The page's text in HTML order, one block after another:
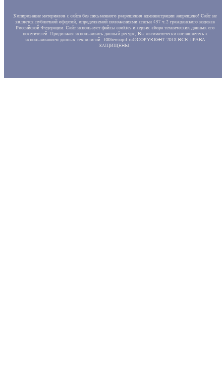
Копирование материалов с сайта без письменного разрешения администрации запрещено! Сайт не
является публичной офертой, определяемой положениями статьи 437 ч.2 гражданского кодекса
Российской Федерации. Сайт использует файлы cookies и сервис сбора технических данных его
посетителей. Продолжая использовать данный ресурс, Вы автоматически соглашаетесь с
использованием данных технологий. 100benzopil.ru©COPYRIGHT 2018 ВСЕ ПРАВА
ЗАЩИЩЕНЫ.